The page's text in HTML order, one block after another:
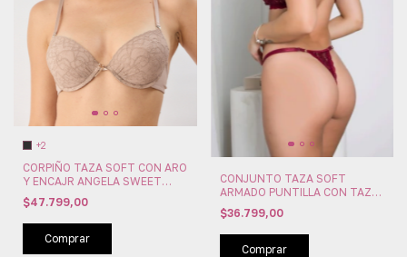
+2
CORPIÑO TAZA SOFT CON ARO
Y ENCAJR ANGELA SWEET
LADY (SW209-94)
$47.799,00
Comprar
CONJUNTO TAZA SOFT
ARMADO PUNTILLA CON TAZA
SOFT TANGA REGULABLE
YARBICK (YAR5029BIS)
$36.799,00
Comprar